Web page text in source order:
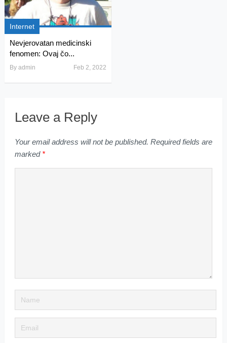
Internet
Nevjerovatan medicinski
fenomen: Ovaj čo...
By admin Feb 2, 2022
Leave a Reply
Your email address will not be published. Required fields are
marked *